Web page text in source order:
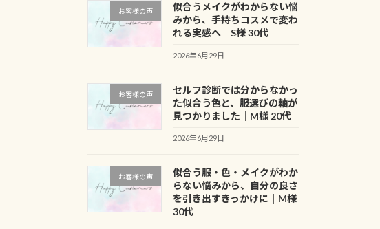
お客様の声
似合うメイクがわからない悩
みから、手持ちコスメで変わ
れる実感へ｜S様 30代
2026年6月29日
お客様の声
セルフ診断では分からなかっ
た似合う色と、服選びの軸が
見つかりました｜M様 20代
2026年6月29日
お客様の声
似合う服・色・メイクがわか
らない悩みから、自分の良さ
を引き出すきっかけに｜M様
30代